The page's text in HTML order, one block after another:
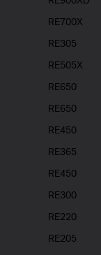
RE700X
RE305
RE505X
RE650
RE650
RE450
RE365
RE450
RE300
RE220
RE205